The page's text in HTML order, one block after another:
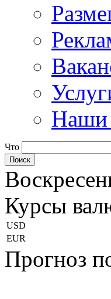
Наши
Что
Курсы
USD
EUR
Прогноз